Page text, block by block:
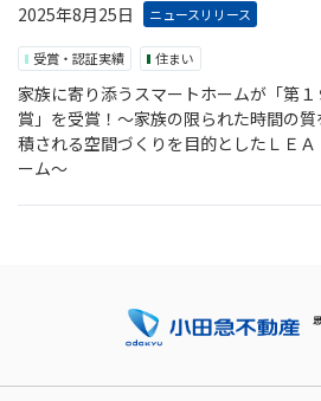
2025年8月25日 ニュースリリース
受賞・認証実績 住まい
家族に寄り添うスマートホームが「第
賞」を受賞！～家族の限られた時間の
積される空間づくりを目的としたＬＥ
ーム～